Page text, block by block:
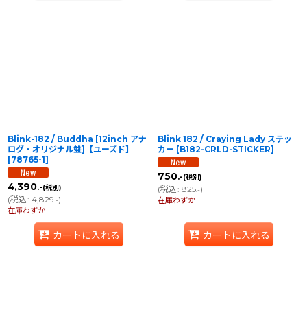
Blink-182 / Buddha [12inch アナ
ログ・オリジナル盤]【ユーズド】
[78765-1]
4,390.-(税別)
(税込: 4,829.-)
在庫わずか
カートに入れる
Blink 182 / Craying Lady ステッ
カー [B182-CRLD-STICKER]
750.-(税別)
(税込: 825.-)
在庫わずか
カートに入れる